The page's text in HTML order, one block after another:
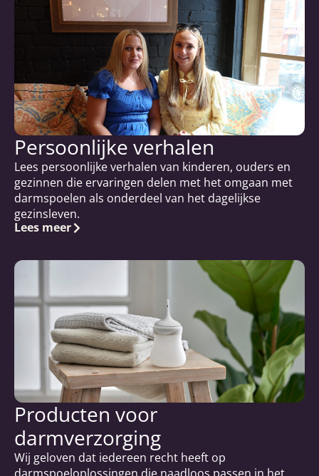
Persoonlijke verhalen
Lees persoonlijke verhalen van kinderen, ouders en
gezinnen die ervaringen delen met het omgaan met
darmspoelen als onderdeel van het dagelijkse
gezinsleven.
Lees meer
Producten voor
darmverzorging
Wij geloven dat iedereen recht heeft op